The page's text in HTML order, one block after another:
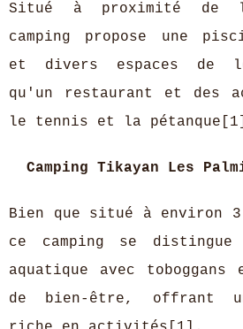
Situé à proximité de
camping propose une
et divers espaces de
qu'un restaurant et des
le tennis et la
Camping Tikayan Les
Bien que situé à environ
ce camping se
aquatique avec
de bien-être, offrant